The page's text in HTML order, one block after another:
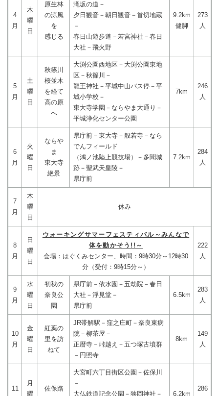
4
月
木
曜
日
原生林
の涼風
を
感じる
滝坂の道－
夕日観音－朝日観音－首切地蔵
－
春日山遊歩道－若宮神社－春日
大社－飛火野
9.2km
健脚
273
人
5
月
土
曜
日
秋篠川
桜並木
を経て
高の原
へ
大渕公園西地区－大渕公園東地
区－秋篠川－
龍王神社－平城中山バス停－平
城小学校－
東大寺学園－ならやま大通り－
平城浄化センター公園
7km
246
人
6
月
火
曜
日
ならや
ま
東大寺
絶景
県庁前－東大寺－般若寺－なら
でんフィールド
（鴻ノ池陸上競技場）－多聞城
跡－聖武天皇陵－
県庁前
7.2km
284
人
7
月
木
曜
日
休み
8
月
日
曜
日
ウォーキングサマーフェスティバル～みんなで
体を動かそう!!～
会場：はぐくみセンター、時間：9時30分～12時30
分（受付：9時15分～）
222
人
9
月
水
曜
日
初秋の
奈良公
園
県庁前－依水園－五劫院－春日
大社－浮見堂－
県庁前
6.5km
283
人
10
月
金
曜
日
紅葉の
里を訪
ねて
JR帯解駅－窪之庄町－奈良東病
院－柳茶屋－
正暦寺－峠越え－五つ塚古墳群
－円照寺
8km
149
人
11
月
曜
佐保路
大宮町六丁目街区公園－佐保川
－
大仏鉄道記念公園－狭岡神社－
6.2km
286